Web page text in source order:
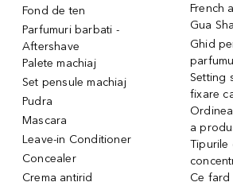
Fond de ten
Parfumuri barbati -
Aftershave
Palete machiaj
Set pensule machiaj
Pudra
Mascara
Leave-in Conditioner
Concealer
Crema antirid
French
Gua Sha
Ghid
Setting
fixare
a
Tipurile
Ce